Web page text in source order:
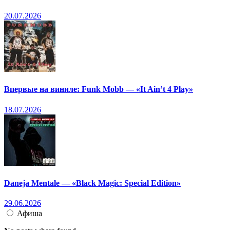
20.07.2026
Впервые на виниле: Funk Mobb — «It Ain’t 4 Play»
18.07.2026
Daneja Mentale — «Black Magic: Special Edition»
29.06.2026
Афиша